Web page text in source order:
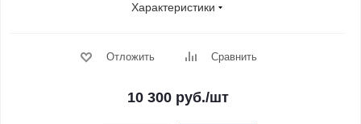
Характеристики
Отложить Сравнить
10 300руб./шт